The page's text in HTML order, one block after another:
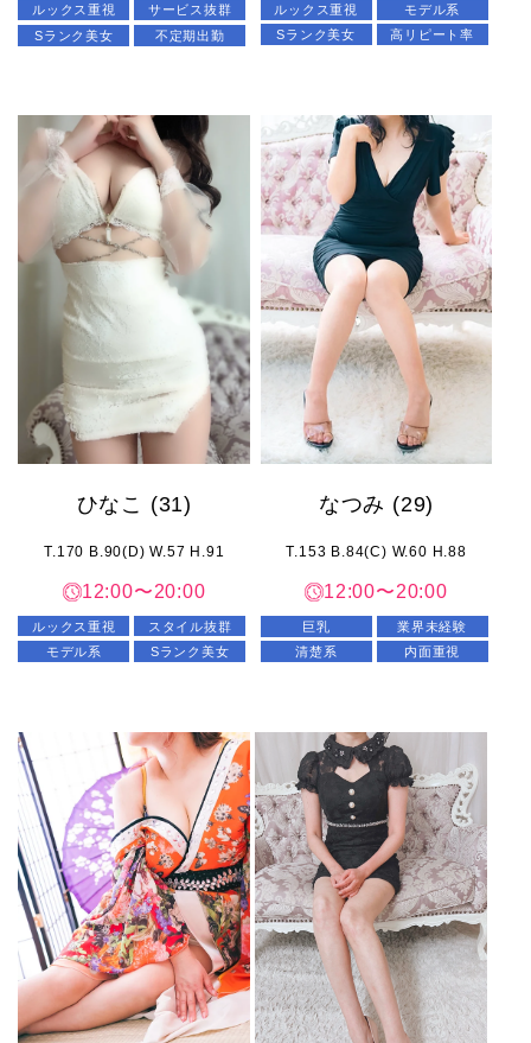
ルックス重視
サービス抜群
Sランク美女
不定期出勤
ルックス重視
モデル系
Sランク美女
高リピート率
ひなこ (31)
T.170 B.90(D) W.57 H.91
12:00〜20:00
ルックス重視
スタイル抜群
モデル系
Sランク美女
なつみ (29)
T.153 B.84(C) W.60 H.88
12:00〜20:00
巨乳
業界未経験
清楚系
内面重視